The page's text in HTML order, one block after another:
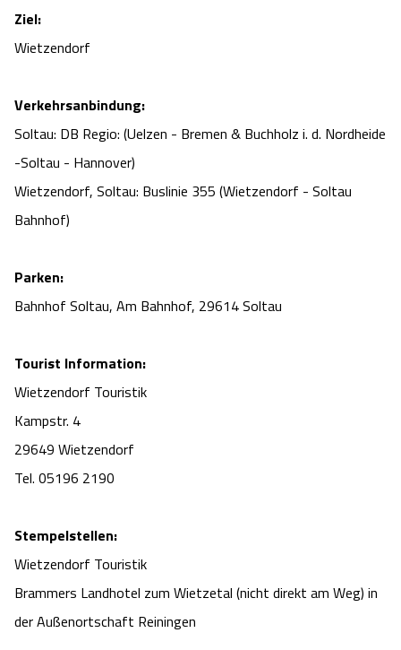
Ziel:
Wietzendorf
Verkehrsanbindung:
Soltau: DB Regio: (Uelzen - Bremen & Buchholz i. d. Nordheide
-Soltau - Hannover)
Wietzendorf, Soltau: Buslinie 355 (Wietzendorf - Soltau
Bahnhof)
Parken:
Bahnhof Soltau, Am Bahnhof, 29614 Soltau
Tourist Information:
Wietzendorf Touristik
Kampstr. 4
29649 Wietzendorf
Tel. 05196 2190
Stempelstellen:
Wietzendorf Touristik
Brammers Landhotel zum Wietzetal (nicht direkt am Weg) in
der Außenortschaft Reiningen